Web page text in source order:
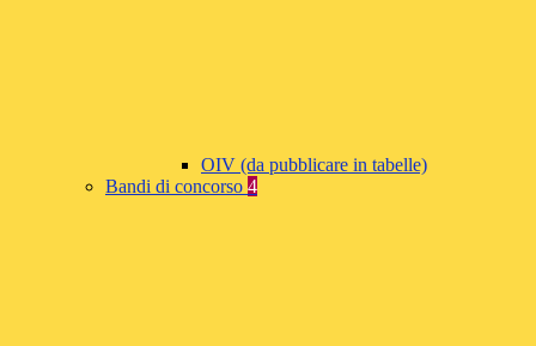
OIV (da pubblicare in tabelle)
Bandi di concorso 4